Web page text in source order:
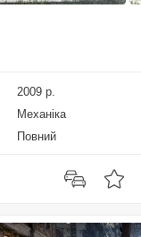
2009 р.
Механіка
Повний